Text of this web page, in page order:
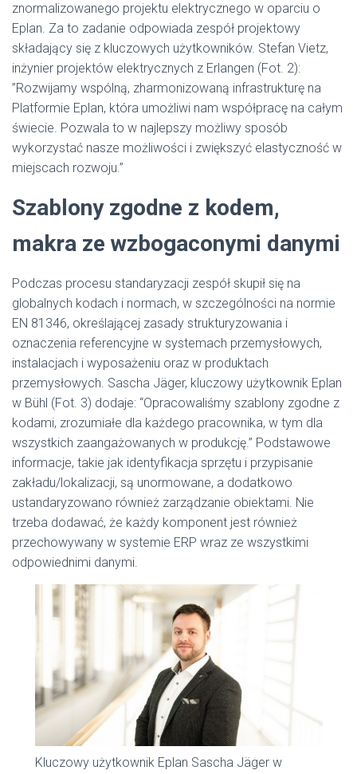
znormalizowanego projektu elektrycznego w oparciu o
Eplan. Za to zadanie odpowiada zespół projektowy
składający się z kluczowych użytkowników. Stefan Vietz,
inżynier projektów elektrycznych z Erlangen (Fot. 2):
”Rozwijamy wspólną, zharmonizowaną infrastrukturę na
Platformie Eplan, która umożliwi nam współpracę na całym
świecie. Pozwala to w najlepszy możliwy sposób
wykorzystać nasze możliwości i zwiększyć elastyczność w
miejscach rozwoju.”
Szablony zgodne z kodem,
makra ze wzbogaconymi danymi
Podczas procesu standaryzacji zespół skupił się na
globalnych kodach i normach, w szczególności na normie
EN 81346, określającej zasady strukturyzowania i
oznaczenia referencyjne w systemach przemysłowych,
instalacjach i wyposażeniu oraz w produktach
przemysłowych. Sascha Jäger, kluczowy użytkownik Eplan
w Bühl (Fot. 3) dodaje: “Opracowaliśmy szablony zgodne z
kodami, zrozumiałe dla każdego pracownika, w tym dla
wszystkich zaangażowanych w produkcję.” Podstawowe
informacje, takie jak identyfikacja sprzętu i przypisanie
zakładu/lokalizacji, są unormowane, a dodatkowo
ustandaryzowano również zarządzanie obiektami. Nie
trzeba dodawać, że każdy komponent jest również
przechowywany w systemie ERP wraz ze wszystkimi
odpowiednimi danymi.
Kluczowy użytkownik Eplan Sascha Jäger w